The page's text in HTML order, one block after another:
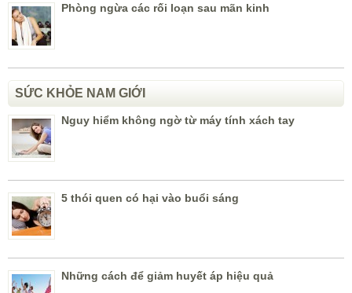
Phòng ngừa các rối loạn sau mãn kinh
SỨC KHỎE NAM GIỚI
Nguy hiểm không ngờ từ máy tính xách tay
5 thói quen có hại vào buổi sáng
Những cách để giảm huyết áp hiệu quả